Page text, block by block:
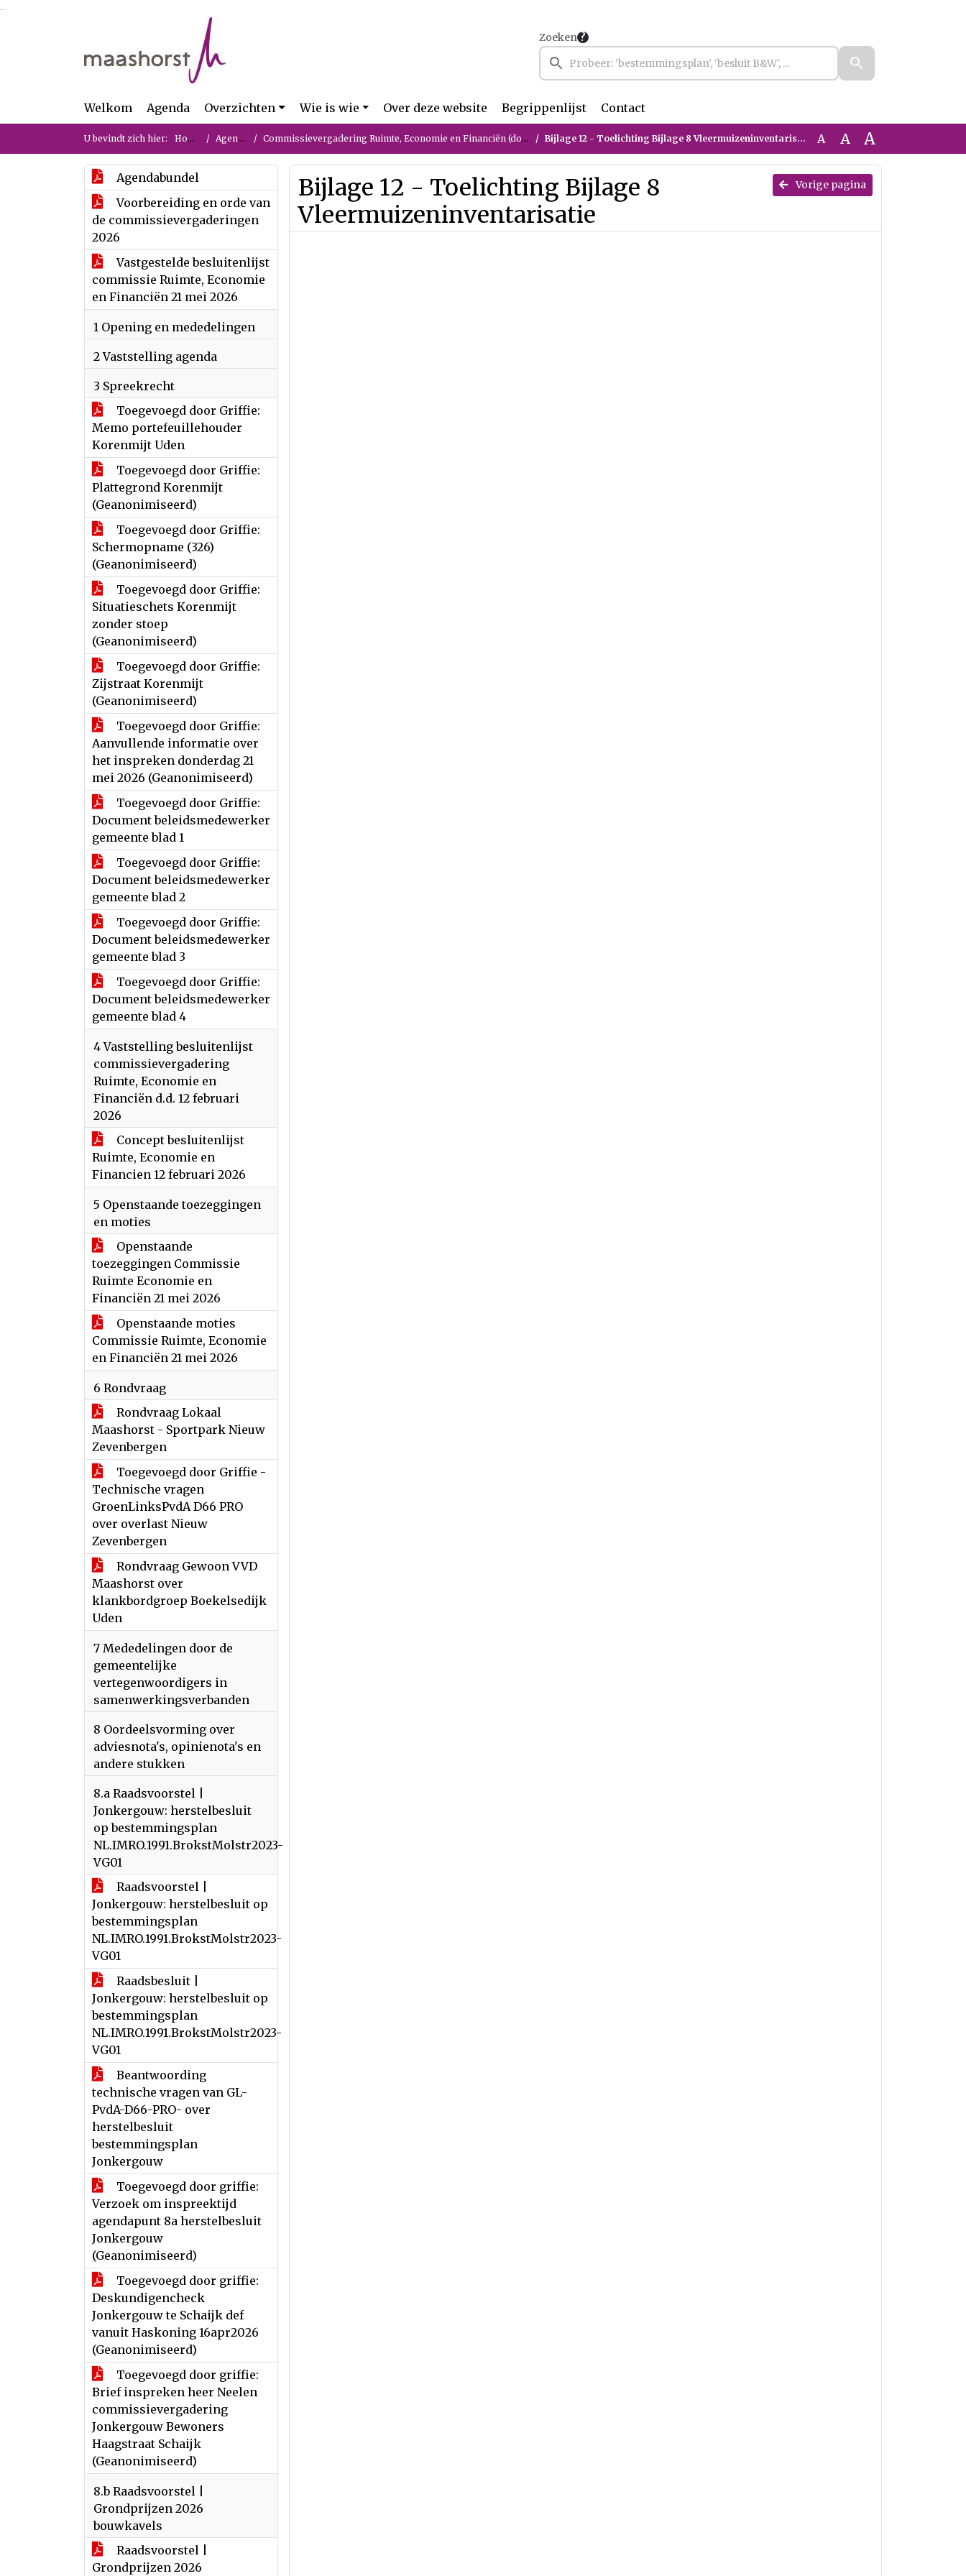
Zoeken
Welkom Agenda Overzichten Wie is wie Over deze website Begrippenlijst Contact
U bevindt zich hier: Home Agenda Commissievergadering Ruimte, Economie en Financiën (donderdag 21 mei 2026) Bijlage 12 - Toelichting Bijlage 8 Vleermuizeninventarisatie A A A
Agendabundel
Voorbereiding en orde van
de commissievergaderingen
2026
Vastgestelde besluitenlijst
commissie Ruimte, Economie
en Financiën 21 mei 2026
1 Opening en mededelingen
2 Vaststelling agenda
3 Spreekrecht
Toegevoegd door Griffie:
Memo portefeuillehouder
Korenmijt Uden
Toegevoegd door Griffie:
Plattegrond Korenmijt
(Geanonimiseerd)
Toegevoegd door Griffie:
Schermopname (326)
(Geanonimiseerd)
Toegevoegd door Griffie:
Situatieschets Korenmijt
zonder stoep
(Geanonimiseerd)
Toegevoegd door Griffie:
Zijstraat Korenmijt
(Geanonimiseerd)
Toegevoegd door Griffie:
Aanvullende informatie over
het inspreken donderdag 21
mei 2026 (Geanonimiseerd)
Toegevoegd door Griffie:
Document beleidsmedewerker
gemeente blad 1
Toegevoegd door Griffie:
Document beleidsmedewerker
gemeente blad 2
Toegevoegd door Griffie:
Document beleidsmedewerker
gemeente blad 3
Toegevoegd door Griffie:
Document beleidsmedewerker
gemeente blad 4
4 Vaststelling besluitenlijst
commissievergadering
Ruimte, Economie en
Financiën d.d. 12 februari
2026
Concept besluitenlijst
Ruimte, Economie en
Financien 12 februari 2026
5 Openstaande toezeggingen
en moties
Openstaande
toezeggingen Commissie
Ruimte Economie en
Financiën 21 mei 2026
Openstaande moties
Commissie Ruimte, Economie
en Financiën 21 mei 2026
6 Rondvraag
Rondvraag Lokaal
Maashorst - Sportpark Nieuw
Zevenbergen
Toegevoegd door Griffie -
Technische vragen
GroenLinksPvdA D66 PRO
over overlast Nieuw
Zevenbergen
Rondvraag Gewoon VVD
Maashorst over
klankbordgroep Boekelsedijk
Uden
7 Mededelingen door de
gemeentelijke
vertegenwoordigers in
samenwerkingsverbanden
8 Oordeelsvorming over
adviesnota's, opinienota's en
andere stukken
8.a Raadsvoorstel |
Jonkergouw: herstelbesluit
op bestemmingsplan
NL.IMRO.1991.BrokstMolstr2023-
VG01
Raadsvoorstel |
Jonkergouw: herstelbesluit op
bestemmingsplan
NL.IMRO.1991.BrokstMolstr2023-
VG01
Raadsbesluit |
Jonkergouw: herstelbesluit op
bestemmingsplan
NL.IMRO.1991.BrokstMolstr2023-
VG01
Beantwoording
technische vragen van GL-
PvdA-D66-PRO- over
herstelbesluit
bestemmingsplan
Jonkergouw
Toegevoegd door griffie:
Verzoek om inspreektijd
agendapunt 8a herstelbesluit
Jonkergouw
(Geanonimiseerd)
Toegevoegd door griffie:
Deskundigencheck
Jonkergouw te Schaijk def
vanuit Haskoning 16apr2026
(Geanonimiseerd)
Toegevoegd door griffie:
Brief inspreken heer Neelen
commissievergadering
Jonkergouw Bewoners
Haagstraat Schaijk
(Geanonimiseerd)
8.b Raadsvoorstel |
Grondprijzen 2026
bouwkavels
Raadsvoorstel |
Grondprijzen 2026
Vorige pagina
Bijlage 12 - Toelichting Bijlage 8
Vleermuizeninventarisatie